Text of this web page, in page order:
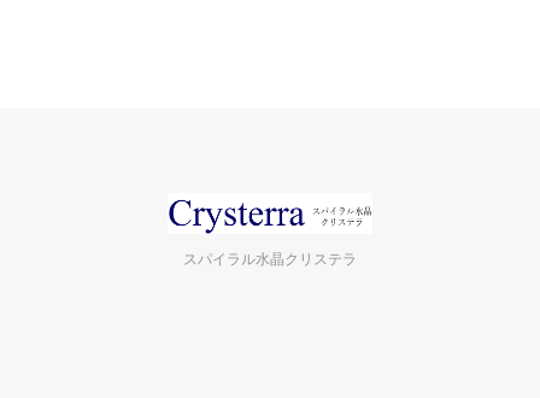
スパイラル水晶クリステラ